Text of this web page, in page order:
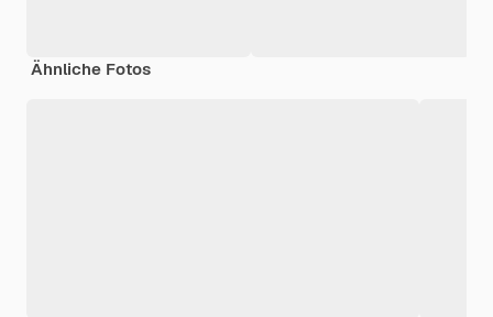
Ähnliche Fotos